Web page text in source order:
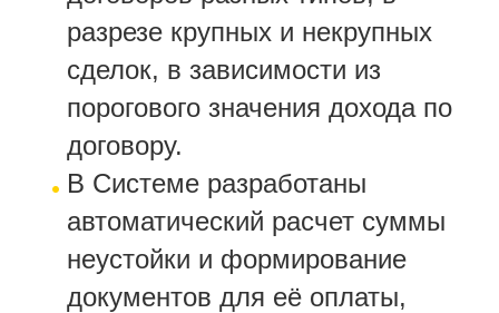
разрезе крупных и некрупных
сделок, в зависимости из
порогового значения дохода по
договору.
В Системе разработаны
автоматический расчет суммы
неустойки и формирование
документов для её оплаты,